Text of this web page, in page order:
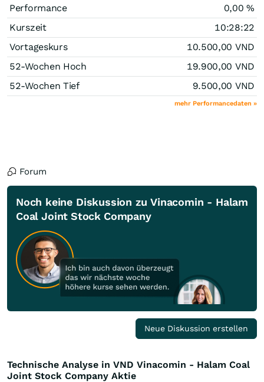
Performance
0,00%
Kurszeit
10:28:22
Vortageskurs
10.500,00 VND
52-Wochen Hoch
19.900,00 VND
52-Wochen Tief
9.500,00 VND
mehr Performancedaten »
Forum
Noch keine Diskussion zu Vinacomin - Halam
Coal Joint Stock Company
Neue Diskussion erstellen
Technische Analyse in VND Vinacomin - Halam Coal
Joint Stock Company Aktie